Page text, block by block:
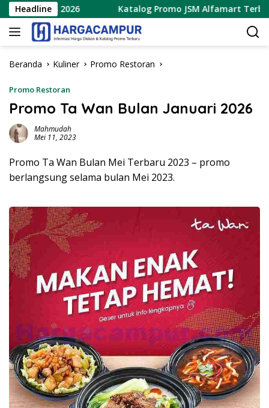
Langsung
ke
konten
Headline
2026 Katalog Promo JSM Alfamart Terbaru 7 –
Beranda Kuliner Promo Restoran
Promo Restoran
Promo Ta Wan Bulan Januari 2026
Mahmudah
Mei 11, 2023
Promo Ta Wan Bulan Mei Terbaru 2023 – promo
berlangsung selama bulan Mei 2023.